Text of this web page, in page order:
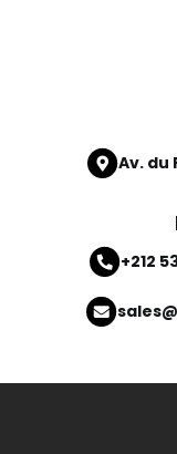
Av. du
+212